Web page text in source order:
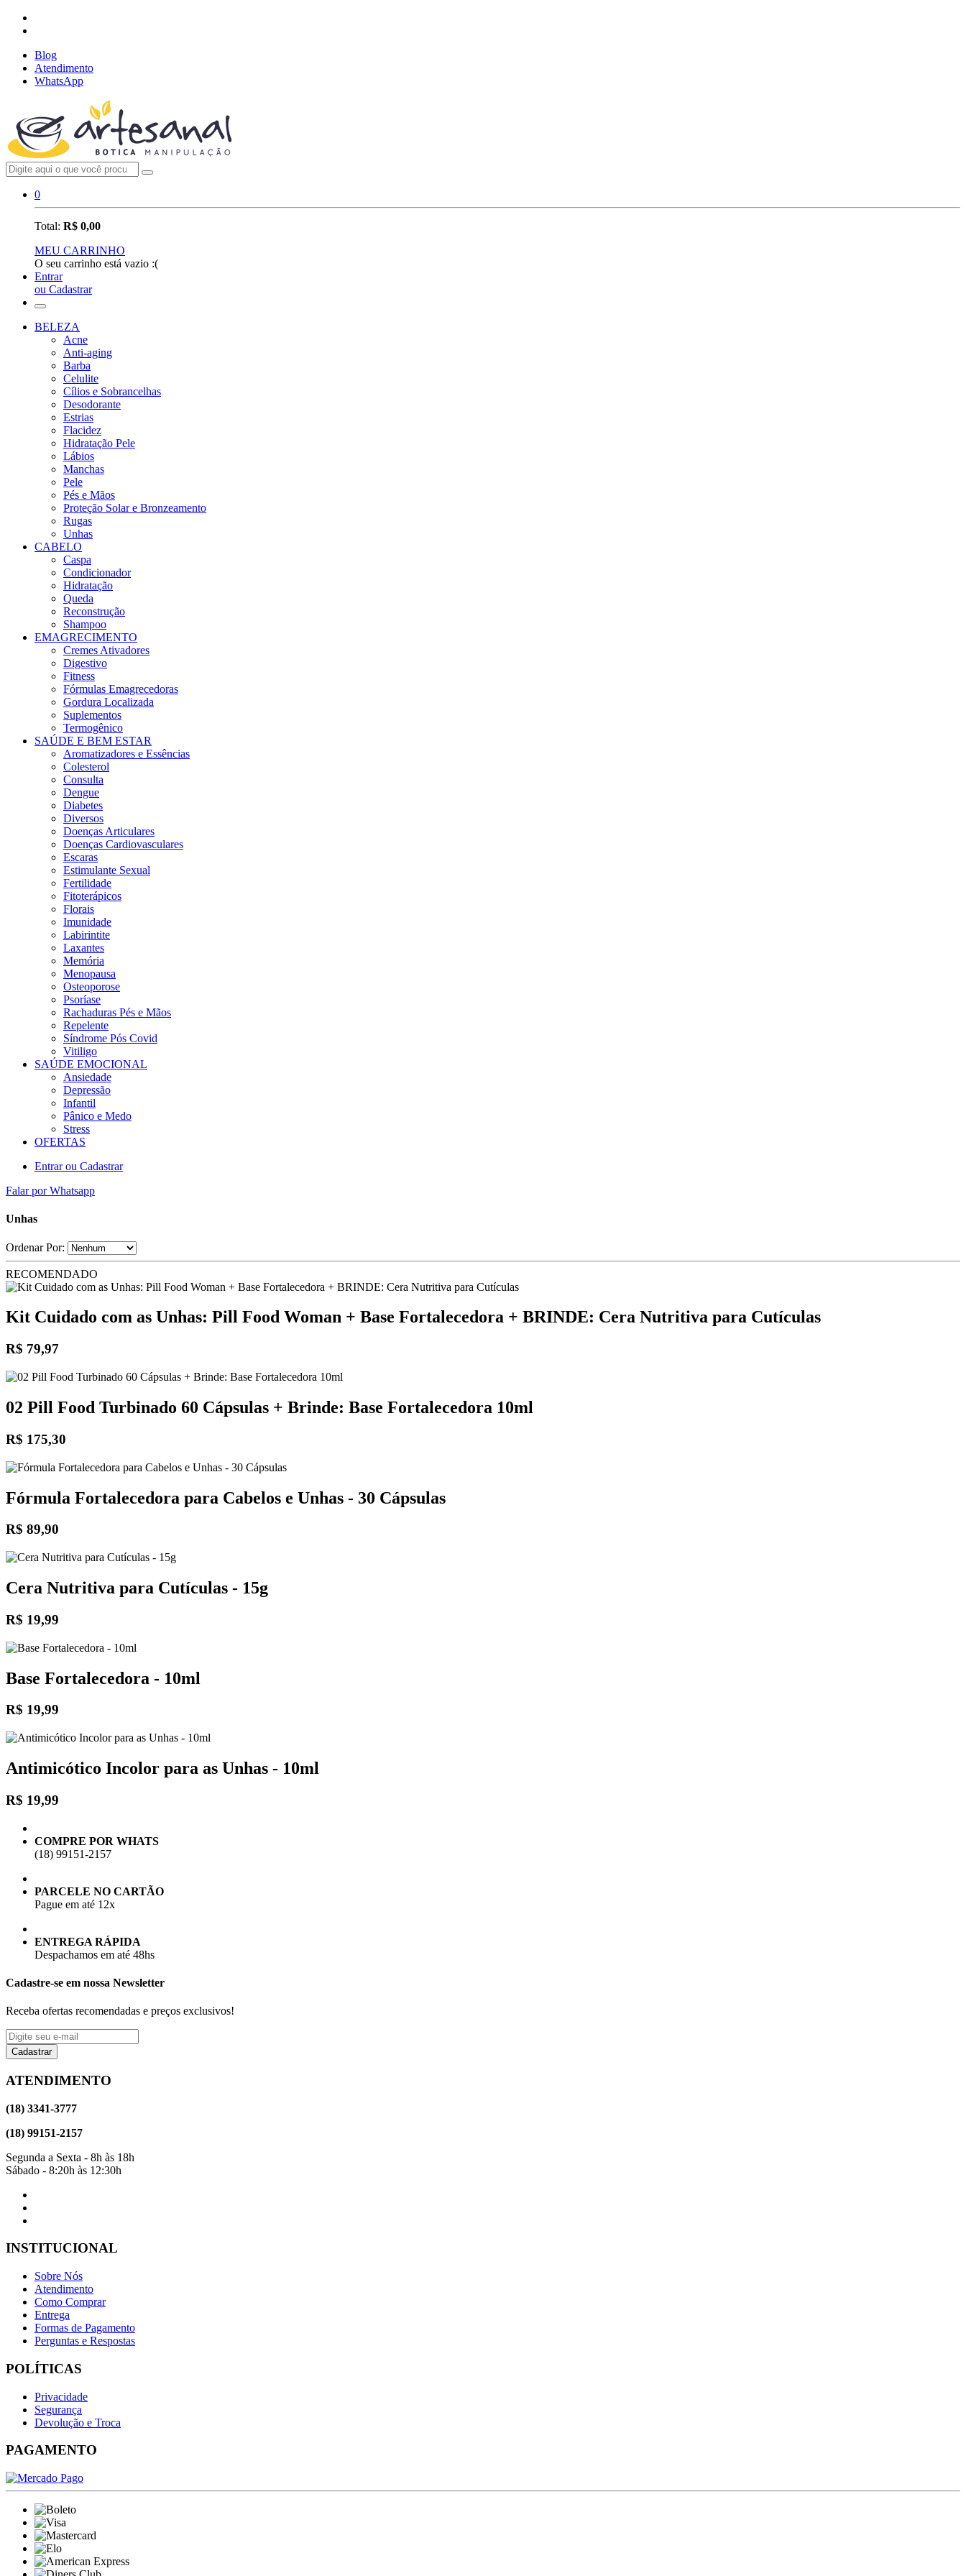
Blog
Atendimento
WhatsApp
0
Total: R$ 0,00
MEU CARRINHO
O seu carrinho está vazio :(
Entrar
ou Cadastrar
BELEZA
Acne
Anti-aging
Barba
Celulite
Cílios e Sobrancelhas
Desodorante
Estrias
Flacidez
Hidratação Pele
Lábios
Manchas
Pele
Pés e Mãos
Proteção Solar e Bronzeamento
Rugas
Unhas
CABELO
Caspa
Condicionador
Hidratação
Queda
Reconstrução
Shampoo
EMAGRECIMENTO
Cremes Ativadores
Digestivo
Fitness
Fórmulas Emagrecedoras
Gordura Localizada
Suplementos
Termogênico
SAÚDE E BEM ESTAR
Aromatizadores e Essências
Colesterol
Consulta
Dengue
Diabetes
Diversos
Doenças Articulares
Doenças Cardiovasculares
Escaras
Estimulante Sexual
Fertilidade
Fitoterápicos
Florais
Imunidade
Labirintite
Laxantes
Memória
Menopausa
Osteoporose
Psoríase
Rachaduras Pés e Mãos
Repelente
Síndrome Pós Covid
Vitiligo
SAÚDE EMOCIONAL
Ansiedade
Depressão
Infantil
Pânico e Medo
Stress
OFERTAS
Entrar ou Cadastrar
Falar por Whatsapp
Unhas
Ordenar Por:
RECOMENDADO
Kit Cuidado com as Unhas: Pill Food Woman + Base Fortalecedora + BRINDE: Cera Nutritiva para Cutículas
R$ 79,97
02 Pill Food Turbinado 60 Cápsulas + Brinde: Base Fortalecedora 10ml
R$ 175,30
Fórmula Fortalecedora para Cabelos e Unhas - 30 Cápsulas
R$ 89,90
Cera Nutritiva para Cutículas - 15g
R$ 19,99
Base Fortalecedora - 10ml
R$ 19,99
Antimicótico Incolor para as Unhas - 10ml
R$ 19,99
COMPRE POR WHATS
(18) 99151-2157
PARCELE NO CARTÃO
Pague em até 12x
ENTREGA RÁPIDA
Despachamos em até 48hs
Cadastre-se em nossa Newsletter
Receba ofertas recomendadas e preços exclusivos!
Cadastrar
ATENDIMENTO
(18) 3341-3777
(18) 99151-2157
Segunda a Sexta - 8h às 18h
Sábado - 8:20h às 12:30h
INSTITUCIONAL
Sobre Nós
Atendimento
Como Comprar
Entrega
Formas de Pagamento
Perguntas e Respostas
POLÍTICAS
Privacidade
Segurança
Devolução e Troca
PAGAMENTO